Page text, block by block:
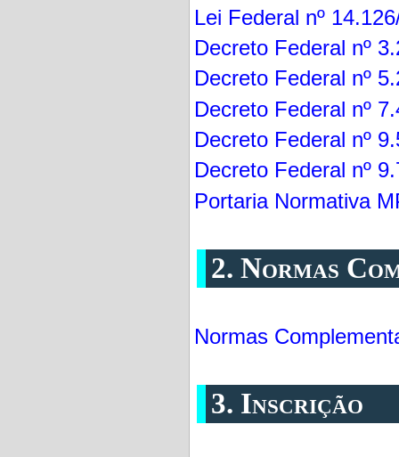
Lei Federal nº
Decreto Federal nº
Decreto Federal nº
Decreto Federal nº
Decreto Federal nº
Decreto Federal nº
Portaria Normativa
2. Normas
Normas
3. Inscrição